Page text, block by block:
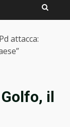
attacca:
il